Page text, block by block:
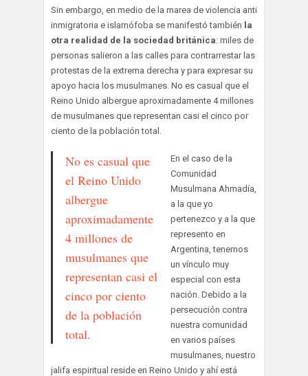
Sin embargo, en medio de la marea de violencia anti
inmigratoria e islamófoba se manifestó también la
otra realidad de la sociedad británica: miles de
personas salieron a las calles para contrarrestar las
protestas de la extrema derecha y para expresar su
apoyo hacia los musulmanes. No es casual que el
Reino Unido albergue aproximadamente 4 millones
de musulmanes que representan casi el cinco por
ciento de la población total.
No es casual que
el Reino Unido
albergue
aproximadamente
4 millones de
musulmanes que
representan casi el
cinco por ciento
de la población
total.
En el caso de la
Comunidad
Musulmana Ahmadía,
a la que yo
pertenezco y a la que
represento en
Argentina, tenemos
un vínculo muy
especial con esta
nación. Debido a la
persecución contra
nuestra comunidad
en varios países
musulmanes, nuestro
jalifa espiritual reside en Reino Unido y ahí está